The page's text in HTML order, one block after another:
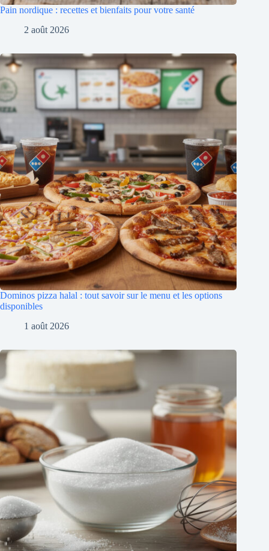
Pain nordique : recettes et bienfaits pour votre santé
2 août 2026
Dominos pizza halal : tout savoir sur le menu et les options
disponibles
1 août 2026